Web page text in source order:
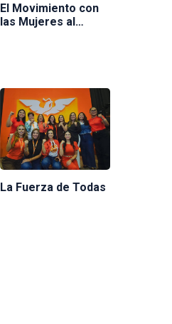
El Movimiento con
las Mujeres al
La Fuerza de Todas